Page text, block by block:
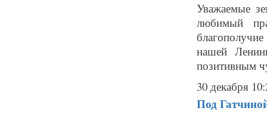
Уважаемые
любимый
нашей
позитивным
30 декабря
Под